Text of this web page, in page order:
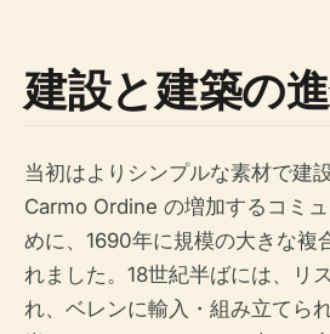
建設と建築の
当初はよりシンプルな素材で建
Carmo Ordine の増加するコミ
めに、1690年に規模の大きな複
れました。18世紀半ばには、リ
れ、ベレンに輸入・組み立てら